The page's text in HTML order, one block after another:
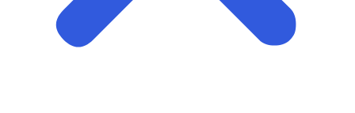
Start prosjektet ditt med oss
Klar til å gjøre ideen din om til en kraftfull digital opplevelse?